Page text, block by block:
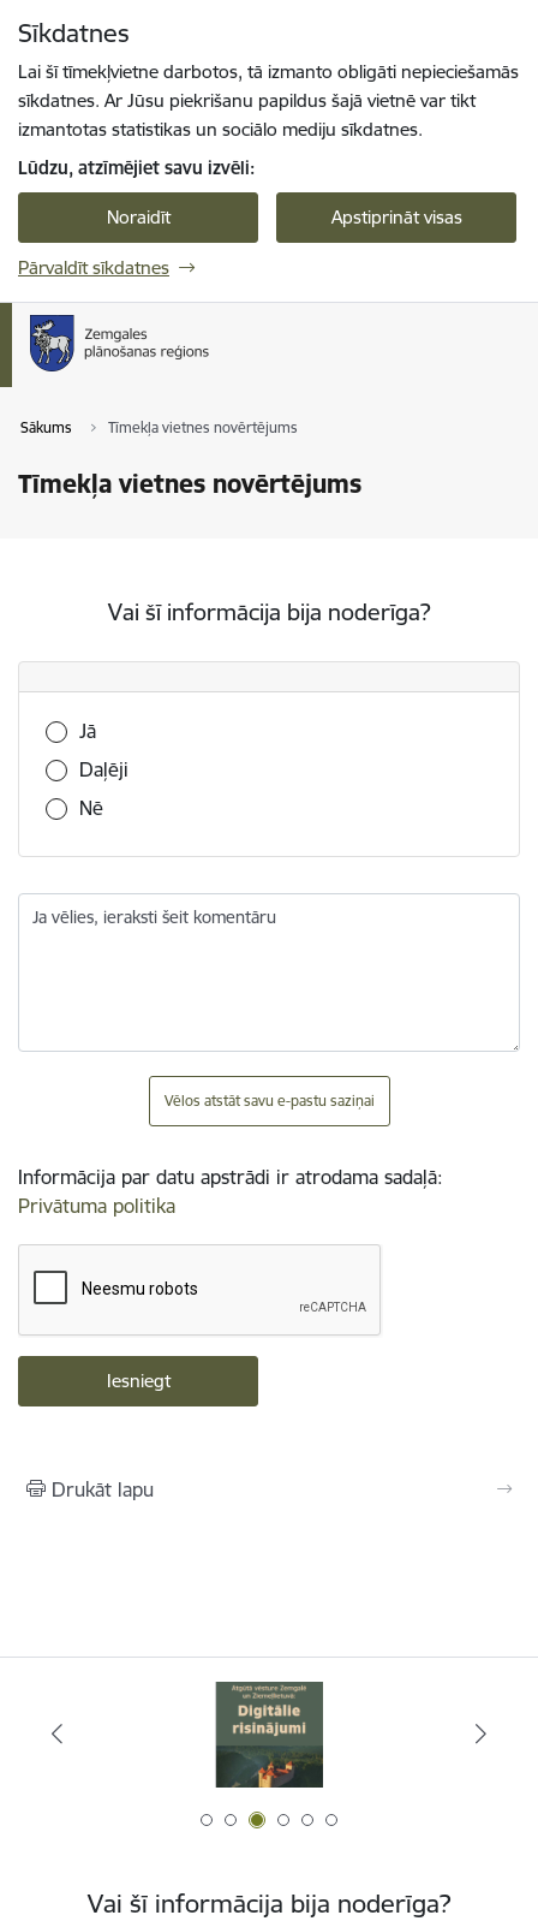
Sīkdatnes
Lai šī tīmekļvietne darbotos, tā izmanto obligāti nepieciešamās
sīkdatnes. Ar Jūsu piekrišanu papildus šajā vietnē var tikt
izmantotas statistikas un sociālo mediju sīkdatnes.
Lūdzu, atzīmējiet savu izvēli:
Noraidīt Apstiprināt visas
Pārvaldīt sīkdatnes
Sākums Tīmekļa vietnes novērtējums
Tīmekļa vietnes novērtējums
Vai šī informācija bija noderīga?
Vai šī informācija bija noderīga?
Jā
Daļēji
Nē
Ja vēlies, ieraksti šeit komentāru
Vēlos atstāt savu e-pastu saziņai
Informācija par datu apstrādi ir atrodama sadaļā:
Privātuma politika
Drukāt lapu
Vai šī informācija bija noderīga?